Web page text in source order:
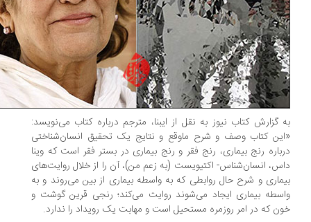
گزارش کتاب نیوز به نقل از ایبنا، مترجم درباره کتاب می‌نویسد:
کتاب وصف و شرح ماوقع و نتایج یک تحقیق انسان‌شناختی
رنج بیماری، رنج فقر و رنج بیماری در بستر فقر است که وینا
انسان‌شناس- اکتیویست (به زعم من)، آن را از خلال روایت‌های
و شرح حال روابطی که به واسطه بیماری از بین می‌روند و به
بیماری ایجاد می‌شوند روایت می‌کند؛ رنجی قرین گوشت و
که در امر روزمره مستحیل است و مهابت یک رویداد را ندارد.